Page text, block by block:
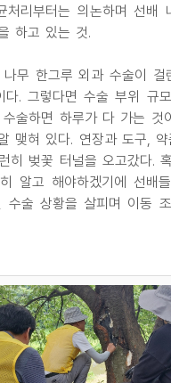
처리부터는 의논하며 선배
하고 있는 것.
무 한그루 외과 수술이 걸
. 그렇다면 수술 부위 규
술하면 하루가 다 가는 것
맺혀 있다. 연장과 도구,
히 벚꽃 터널을 오고갔다.
알고 해야하겠기에 선배
수술 상황을 살피며 이동